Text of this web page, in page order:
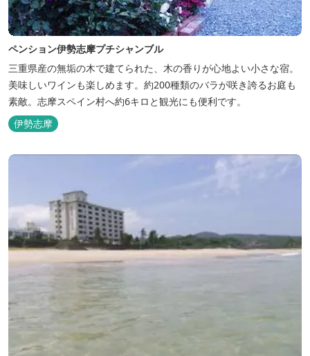
ペンション伊勢志摩プチシャンブル
三重県産の無垢の木で建てられた、木の香りが心地よい小さな宿。
美味しいワインも楽しめます。約200種類のバラが咲き誇るお庭も
素敵。志摩スペイン村へ約6キロと観光にも便利です。
伊勢志摩